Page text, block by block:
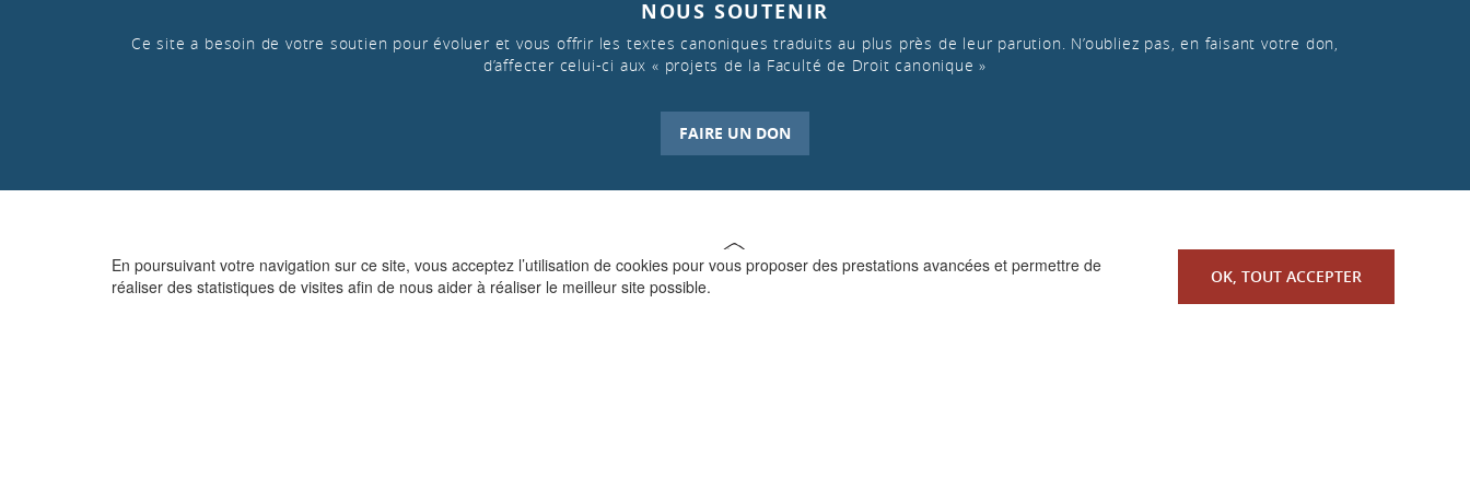
En poursuivant votre navigation sur ce site, vous acceptez l’utilisation de cookies pour vous proposer des prestations avancées et permettre de
réaliser des statistiques de visites afin de nous aider à réaliser le meilleur site possible.
OK, TOUT ACCEPTER
NOUS SOUTENIR
Ce site a besoin de votre soutien pour évoluer et vous offrir les textes canoniques traduits au plus près de leur parution. N’oubliez pas, en faisant votre don,
d’affecter celui-ci aux « projets de la Faculté de Droit canonique »
FAIRE UN DON